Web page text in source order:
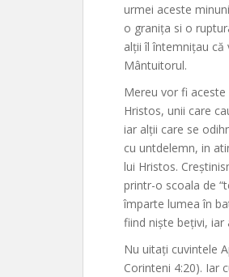
urmei aceste
o granița si o
alții îl întemnițau că
Mântuitorul.
Mereu vor fi aceste
Hristos, unii care
iar alții care se
cu untdelemn, in
lui Hristos.
printr-o scoala de
împarte lumea în
fiind niște bețivi, iar
Nu uitați cuvintele
Corinteni 4:20). Iar